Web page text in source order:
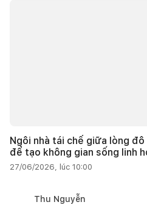
Ngôi nhà tái chế giữa lòng
để tạo không gian sống linh
27/06/2026, lúc 10:00
Thu Nguyễn